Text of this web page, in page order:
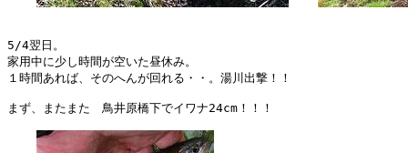
5/4翌日。
家用中に少し時間が空いた昼休み。
１時間あれば、そのへんが回れる・・。湯川出撃！！
まず、またまた　鳥井原橋下でイワナ24cm！！！